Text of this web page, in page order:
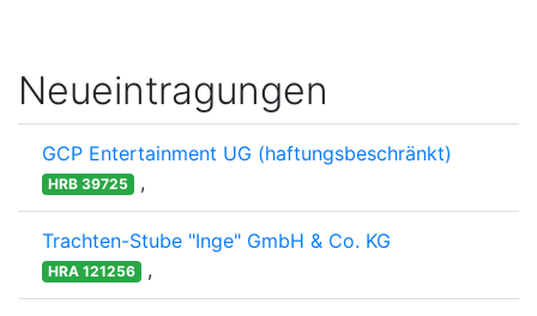
Neueintragungen
GCP Entertainment UG (haftungsbeschränkt)
HRB 39725 ,
Trachten-Stube "Inge" GmbH & Co. KG
HRA 121256 ,